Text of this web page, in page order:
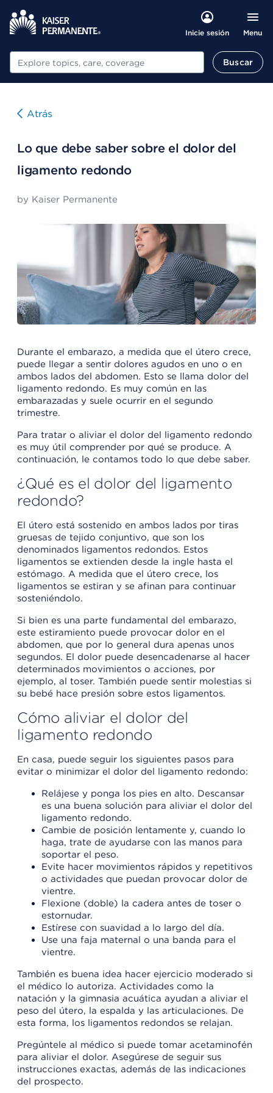
Inicie sesión Menu
Buscar Buscar
Atrás
Lo que debe saber sobre el dolor del
ligamento redondo
by Kaiser Permanente
Durante el embarazo, a medida que el útero crece,
puede llegar a sentir dolores agudos en uno o en
ambos lados del abdomen. Esto se llama dolor del
ligamento redondo. Es muy común en las
embarazadas y suele ocurrir en el segundo
trimestre.
Para tratar o aliviar el dolor del ligamento redondo
es muy útil comprender por qué se produce. A
continuación, le contamos todo lo que debe saber.
¿Qué es el dolor del ligamento
redondo?
El útero está sostenido en ambos lados por tiras
gruesas de tejido conjuntivo, que son los
denominados ligamentos redondos. Estos
ligamentos se extienden desde la ingle hasta el
estómago. A medida que el útero crece, los
ligamentos se estiran y se afinan para continuar
sosteniéndolo.
Si bien es una parte fundamental del embarazo,
este estiramiento puede provocar dolor en el
abdomen, que por lo general dura apenas unos
segundos. El dolor puede desencadenarse al hacer
determinados movimientos o acciones, por
ejemplo, al toser. También puede sentir molestias si
su bebé hace presión sobre estos ligamentos.
Cómo aliviar el dolor del
ligamento redondo
En casa, puede seguir los siguientes pasos para
evitar o minimizar el dolor del ligamento redondo:
Relájese y ponga los pies en alto. Descansar
es una buena solución para aliviar el dolor del
ligamento redondo.
Cambie de posición lentamente y, cuando lo
haga, trate de ayudarse con las manos para
soportar el peso.
Evite hacer movimientos rápidos y repetitivos
o actividades que puedan provocar dolor de
vientre.
Flexione (doble) la cadera antes de toser o
estornudar.
Estírese con suavidad a lo largo del día.
Use una faja maternal o una banda para el
vientre.
También es buena idea hacer ejercicio moderado si
el médico lo autoriza. Actividades como la
natación y la gimnasia acuática ayudan a aliviar el
peso del útero, la espalda y las articulaciones. De
esta forma, los ligamentos redondos se relajan.
Pregúntele al médico si puede tomar acetaminofén
para aliviar el dolor. Asegúrese de seguir sus
instrucciones exactas, además de las indicaciones
del prospecto.